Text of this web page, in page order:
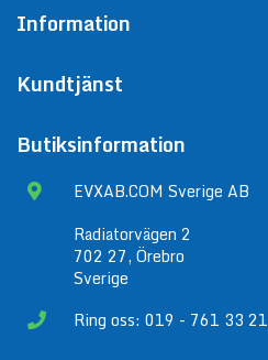
Information
Kundtjänst
Butiksinformation
EVXAB.COM Sverige AB
Radiatorvägen 2
702 27, Örebro
Sverige
Ring oss: 019 - 761 33 21